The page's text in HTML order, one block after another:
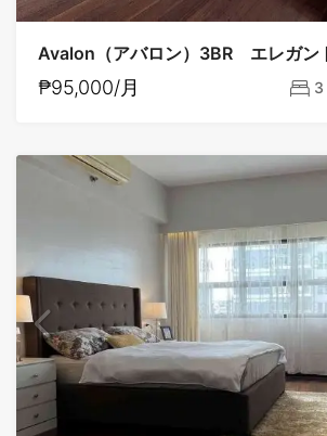
Avalon（アバロン）3BR エレガン
₱95,000/月 3